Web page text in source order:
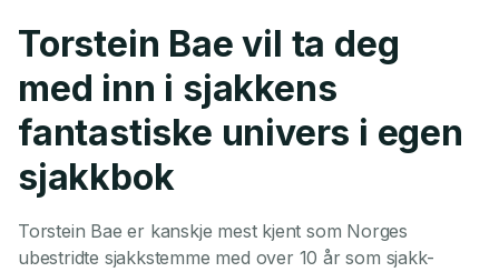
Torstein Bae vil ta deg
med inn i sjakkens
fantastiske univers i egen
sjakkbok
Torstein Bae er kanskje mest kjent som Norges
ubestridte sjakkstemme med over 10 år som sjakk-